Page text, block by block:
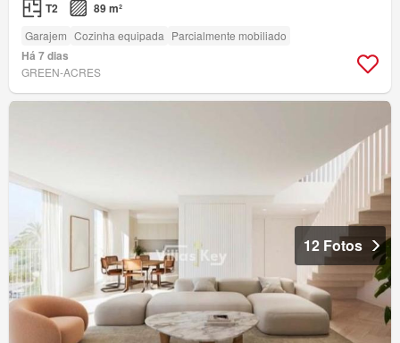
T2 89 m²
Garajem Cozinha equipada Parcialmente mobiliado
Há 7 dias
GREEN-ACRES
12 Fotos